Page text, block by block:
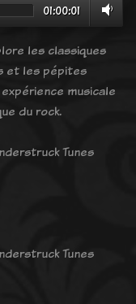
01:00:01
les classiques
et les pépites
musicale
du rock.
Tunes
Tunes